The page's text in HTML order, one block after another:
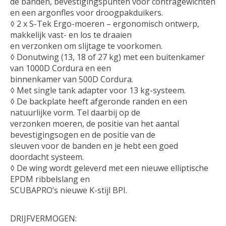
en een argonfles voor droogpakduikers.
◊ 2 x S-Tek Ergo-moeren – ergonomisch ontwerp,
makkelijk vast- en los te draaien
en verzonken om slijtage te voorkomen.
◊ Donutwing (13, 18 of 27 kg) met een buitenkamer
van 1000D Cordura en een
binnenkamer van 500D Cordura.
◊ Met single tank adapter voor 13 kg-systeem.
◊ De backplate heeft afgeronde randen en een
natuurlijke vorm. Tel daarbij op de
verzonken moeren, de positie van het aantal
bevestigingsogen en de positie van de
sleuven voor de banden en je hebt een goed
doordacht systeem.
◊ De wing wordt geleverd met een nieuwe elliptische
EPDM ribbelslang en
SCUBAPRO’s nieuwe K-stijl BPI.
DRIJFVERMOGEN: